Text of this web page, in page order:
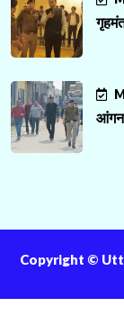
Copyright ©️